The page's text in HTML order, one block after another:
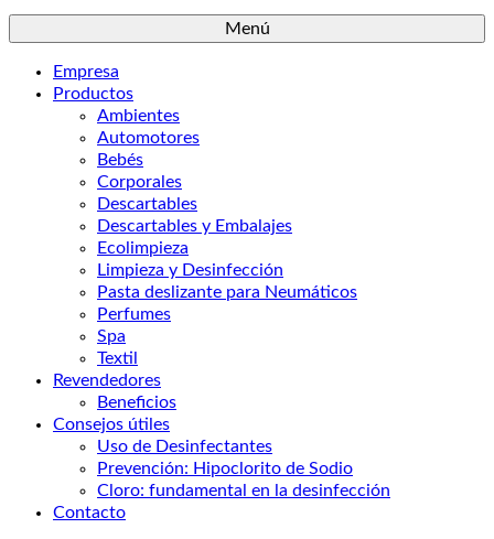
Menú
Empresa
Productos
Ambientes
Automotores
Bebés
Corporales
Descartables
Descartables y Embalajes
Ecolimpieza
Limpieza y Desinfección
Pasta deslizante para Neumáticos
Perfumes
Spa
Textil
Revendedores
Beneficios
Consejos útiles
Uso de Desinfectantes
Prevención: Hipoclorito de Sodio
Cloro: fundamental en la desinfección
Contacto